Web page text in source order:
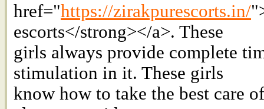
href="https://zirakpurescorts.in/
escorts</strong></a>. These
girls always provide complete
stimulation in it. These girls
know how to take the best care